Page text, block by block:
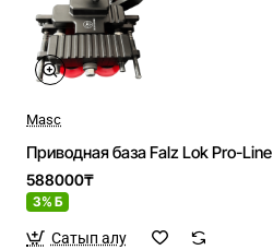
Masc
Приводная база Falz Lok Pro-Line
588000₸
3% Б
Сатып алу